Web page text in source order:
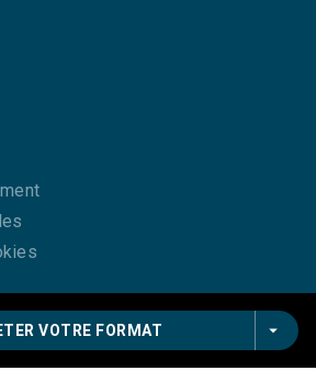
VOTRE FORMAT arrow_drop_down